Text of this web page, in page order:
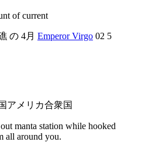
of current
の 4月 Emperor Virgo 02 5
アメリカ合衆国
manta station while hooked
all around you.